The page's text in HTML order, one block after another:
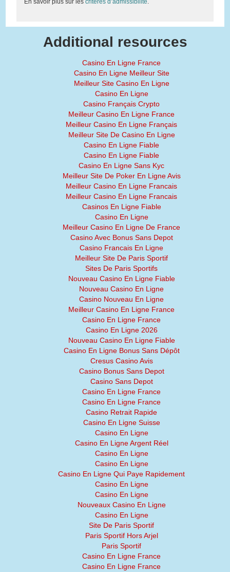
En savoir plus sur les critères d’admissibilité.
Additional resources
Casino En Ligne France
Casino En Ligne Meilleur Site
Meilleur Site Casino En Ligne
Casino En Ligne
Casino Français Crypto
Meilleur Casino En Ligne France
Meilleur Casino En Ligne Français
Meilleur Site De Casino En Ligne
Casino En Ligne Fiable
Casino En Ligne Fiable
Casino En Ligne Sans Kyc
Meilleur Site De Poker En Ligne Avis
Meilleur Casino En Ligne Francais
Meilleur Casino En Ligne Francais
Casinos En Ligne Fiable
Casino En Ligne
Meilleur Casino En Ligne De France
Casino Avec Bonus Sans Depot
Casino Francais En Ligne
Meilleur Site De Paris Sportif
Sites De Paris Sportifs
Nouveau Casino En Ligne Fiable
Nouveau Casino En Ligne
Casino Nouveau En Ligne
Meilleur Casino En Ligne France
Casino En Ligne France
Casino En Ligne 2026
Nouveau Casino En Ligne Fiable
Casino En Ligne Bonus Sans Dépôt
Cresus Casino Avis
Casino Bonus Sans Depot
Casino Sans Depot
Casino En Ligne France
Casino En Ligne France
Casino Retrait Rapide
Casino En Ligne Suisse
Casino En Ligne
Casino En Ligne Argent Réel
Casino En Ligne
Casino En Ligne
Casino En Ligne Qui Paye Rapidement
Casino En Ligne
Casino En Ligne
Nouveaux Casino En Ligne
Casino En Ligne
Site De Paris Sportif
Paris Sportif Hors Arjel
Paris Sportif
Casino En Ligne France
Casino En Ligne France